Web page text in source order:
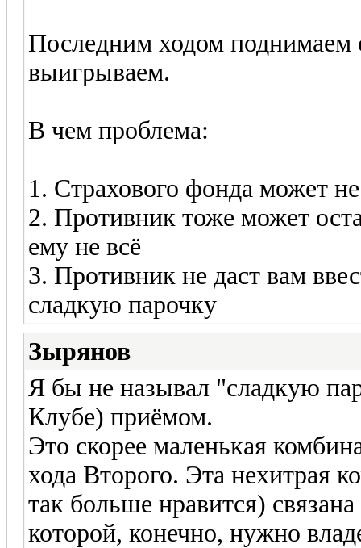
Последним ходом поднимаем
выигрываем.
В чем проблема:
1. Страхового фонда может
2. Противник тоже может
ему не всё
3. Противник не даст вам
сладкую парочку
Зырянов
Я бы не называл "сладкую
Клубе) приёмом.
Это скорее маленькая
хода Второго. Эта нехитрая
так больше нравится)
которой, конечно, нужно